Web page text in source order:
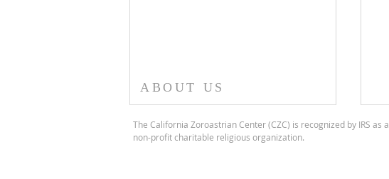
ABOUT US
The California Zoroastrian Center (CZC) is recognized by IRS as a
non-profit charitable religious organization.